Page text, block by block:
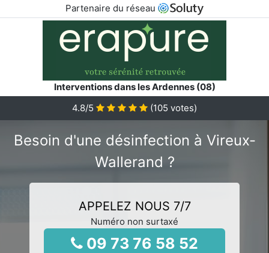
Partenaire du réseau
Interventions dans les Ardennes (08)
4.8/5 (105 votes)
Besoin d'une désinfection à Vireux-
Wallerand ?
APPELEZ NOUS 7/7
Numéro non surtaxé
09 73 76 58 52